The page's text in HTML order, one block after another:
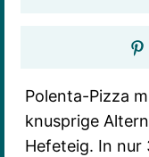
Polenta-Pizza
knusprige
Hefeteig. In nur